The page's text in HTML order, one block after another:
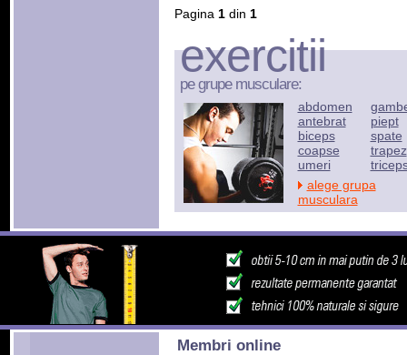
Pagina 1din 1
exercitii
pe grupe musculare:
abdomen
antebrat
biceps
coapse
umeri
piept
spate
trapez
alege grupa
musculara
Membri online